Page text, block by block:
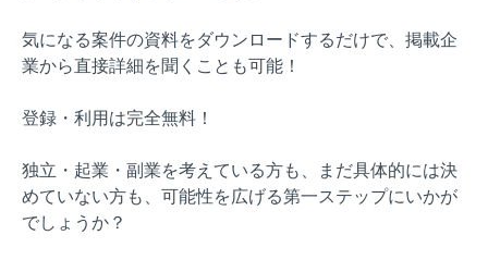
気になる案件の資料をダウンロードするだけで、掲載企
業から直接詳細を聞くことも可能！
登録・利用は完全無料！
独立・起業・副業を考えている方も、まだ具体的には決
めていない方も、可能性を広げる第一ステップにいかが
でしょうか？